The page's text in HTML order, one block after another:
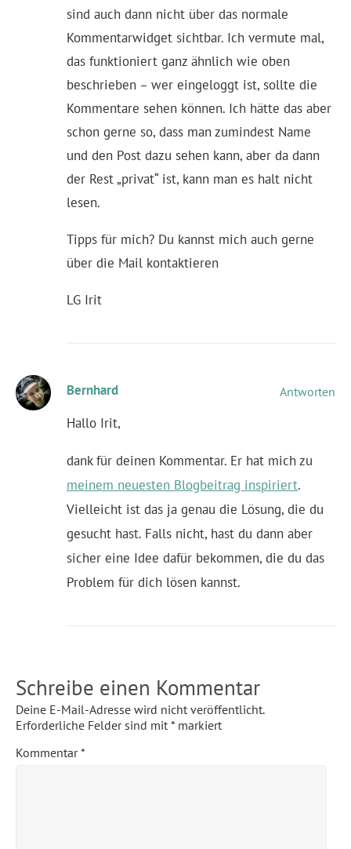
sind auch dann nicht über das normale
Kommentarwidget sichtbar. Ich vermute mal,
das funktioniert ganz ähnlich wie oben
beschrieben – wer eingeloggt ist, sollte die
Kommentare sehen können. Ich hätte das aber
schon gerne so, dass man zumindest Name
und den Post dazu sehen kann, aber da dann
der Rest „privat“ ist, kann man es halt nicht
lesen.
Tipps für mich? Du kannst mich auch gerne
über die Mail kontaktieren
LG Irit
Bernhard Antworten
Hallo Irit,
dank für deinen Kommentar. Er hat mich zu
meinem neuesten Blogbeitrag inspiriert.
Vielleicht ist das ja genau die Lösung, die du
gesucht hast. Falls nicht, hast du dann aber
sicher eine Idee dafür bekommen, die du das
Problem für dich lösen kannst.
Schreibe einen Kommentar
Deine E-Mail-Adresse wird nicht veröffentlicht.
Erforderliche Felder sind mit * markiert
Kommentar*